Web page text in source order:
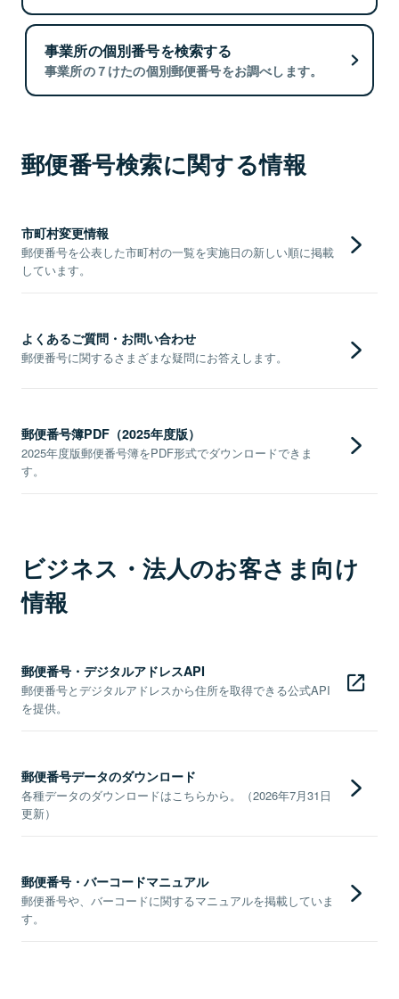
事業所の個別番号を検索する
事業所の７けたの個別郵便番号をお調べします。
郵便番号検索に関する情報
市町村変更情報
郵便番号を公表した市町村の一覧を実施日の新しい順に掲載
しています。
よくあるご質問・お問い合わせ
郵便番号に関するさまざまな疑問にお答えします。
郵便番号簿PDF（2025年度版）
2025年度版郵便番号簿をPDF形式でダウンロードできま
す。
ビジネス・法人のお客さま向け
情報
郵便番号・デジタルアドレスAPI
郵便番号とデジタルアドレスから住所を取得できる公式API
を提供。
郵便番号データのダウンロード
各種データのダウンロードはこちらから。（2026年7月31日
更新）
郵便番号・バーコードマニュアル
郵便番号や、バーコードに関するマニュアルを掲載していま
す。